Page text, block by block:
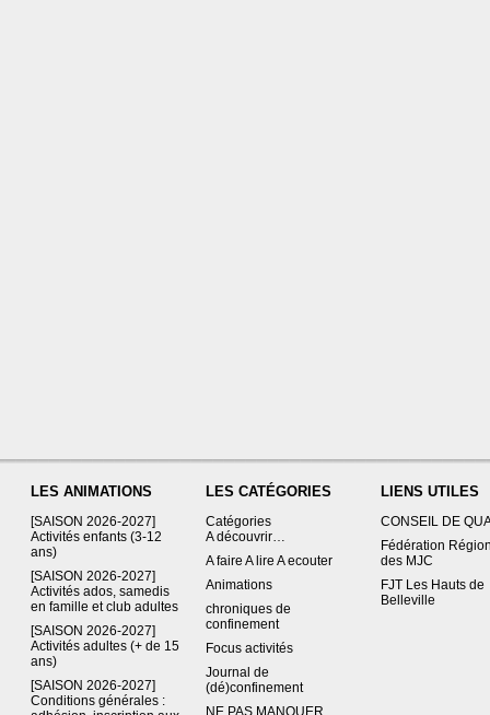
LES ANIMATIONS
[SAISON 2026-2027]
Activités enfants (3-12
ans)
[SAISON 2026-2027]
Activités ados, samedis
en famille et club adultes
[SAISON 2026-2027]
Activités adultes (+ de 15
ans)
[SAISON 2026-2027]
Conditions générales :
LES CATÉGORIES
Catégories
A découvrir…
A faire A lire A ecouter
Animations
chroniques de
confinement
Focus activités
Journal de
(dé)confinement
NE PAS MANQUER
LIENS UTILES
CONSEIL DE
Fédération
des MJC
FJT Les Hauts de
Belleville